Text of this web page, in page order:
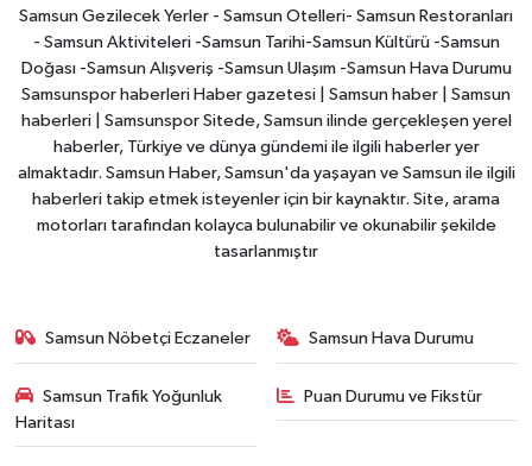
Samsun Gezilecek Yerler - Samsun Otelleri- Samsun Restoranları
- Samsun Aktiviteleri -Samsun Tarihi-Samsun Kültürü -Samsun
Doğası -Samsun Alışveriş -Samsun Ulaşım -Samsun Hava Durumu
Samsunspor haberleri Haber gazetesi | Samsun haber | Samsun
haberleri | Samsunspor Sitede, Samsun ilinde gerçekleşen yerel
haberler, Türkiye ve dünya gündemi ile ilgili haberler yer
almaktadır. Samsun Haber, Samsun'da yaşayan ve Samsun ile ilgili
haberleri takip etmek isteyenler için bir kaynaktır. Site, arama
motorları tarafından kolayca bulunabilir ve okunabilir şekilde
tasarlanmıştır
Samsun Nöbetçi Eczaneler Samsun Hava Durumu
Samsun Trafik Yoğunluk
Haritası
Puan Durumu ve Fikstür